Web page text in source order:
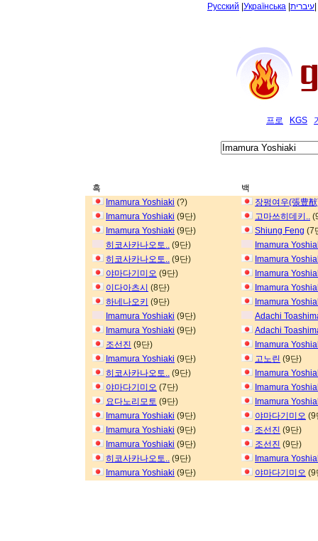
Русский Українська עיברית
프로 KGS
흑
백
Imamura Yoshiaki (?)
장펑여우(張豊
Imamura Yoshiaki (9단) 고마쓰히데키..
Imamura Yoshiaki (9단) Shiung Feng (7
히코사카나오토.. (9단)
Imamura
히코사카나오토.. (9단)
Imamura
야마다기미오 (9단)
Imamura
이다아츠시 (8단)
Imamura
하네나오키 (9단)
Imamura
Imamura Yoshiaki (9단)
Adachi
Imamura Yoshiaki (9단)
Adachi
조선진 (9단)
Imamura
Imamura Yoshiaki (9단) 고노린 (9단)
히코사카나오토.. (9단)
Imamura
야마다기미오 (7단)
Imamura
요다노리모토 (9단)
Imamura
Imamura Yoshiaki (9단) 야마다기미오 (9
Imamura Yoshiaki (9단) 조선진 (9단)
Imamura Yoshiaki (9단) 조선진 (9단)
히코사카나오토.. (9단)
Imamura
Imamura Yoshiaki (9단) 야마다기미오 (9